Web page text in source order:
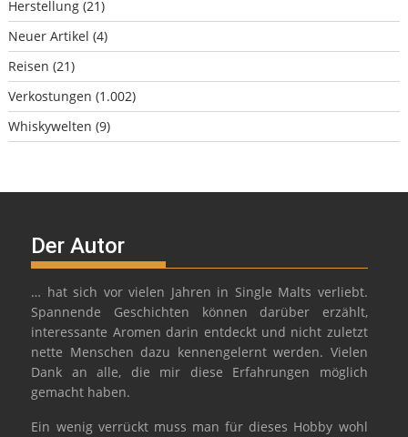
Herstellung (21)
Neuer Artikel (4)
Reisen (21)
Verkostungen (1.002)
Whiskywelten (9)
Der Autor
… hat sich vor vielen Jahren in Single Malts verliebt.
Spannende Geschichten können darüber erzählt,
interessante Aromen darin entdeckt und nicht zuletzt
nette Menschen dazu kennengelernt werden. Vielen
Dank an alle, die mir diese Erfahrungen möglich
gemacht haben.
Ein wenig verrückt muss man für dieses Hobby wohl